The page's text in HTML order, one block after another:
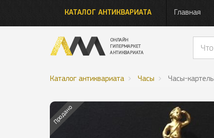
КАТАЛОГ АНТИКВАРИАТА Главная
Каталог антиквариата Часы Часы-
Продано